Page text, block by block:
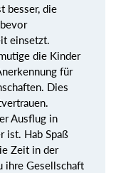
besser, die
einsetzt.
die Kinder
für
Dies
Ausflug in
ist. Hab Spaß
Zeit in der
ihre Gesellschaft